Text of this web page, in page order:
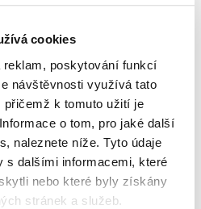
cookies
reklam, poskytování funkcí
návštěvnosti využívá tato
k tomuto užití je
o tom, pro jaké další
naleznete níže. Tyto údaje
s dalšími informacemi, které
nebo které byly získány
stránek a služeb.
Excellence, je balíček plný
dámy. Pečlivě jsme pro vás
našich nejlepších…
Zobrazit více